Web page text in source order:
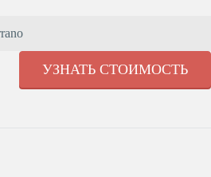
УЗНАТЬ СТОИМОСТЬ